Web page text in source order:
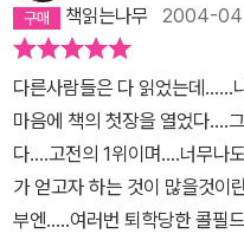
반항자이고, 아웃사이더이고,
응할 수 없는, 하지만 어쩔 수
간 중의 하나이다. 내 딴에는 '
으면 안한다는 입장. 그리하여
도 불구하고 지금은 영어 문맹
성을 느끼지 못한다. 영어를
사용되는 논리는 '좋아하는 것
지적에 흔들리고, 부모님의 꾸
설적이게도, 이런 모습을 들키
키기 싫어서, 남들 앞에서는
나가 바로 '어른인 척' 하는 것
럼 담배도 피워보고, 어른처럼
불안을 감춰보고 싶은 것이다.
유는 바로 여기에 있다. 홀든은
책읽는나무 2004-
다른사람들은 다 읽었는데
마음에 책의 첫장을 열었다....
다....고전의 1위이며....너무나
가 얻고자 하는 것이 많을것이
부엔.....여러번 퇴학당한 콜필